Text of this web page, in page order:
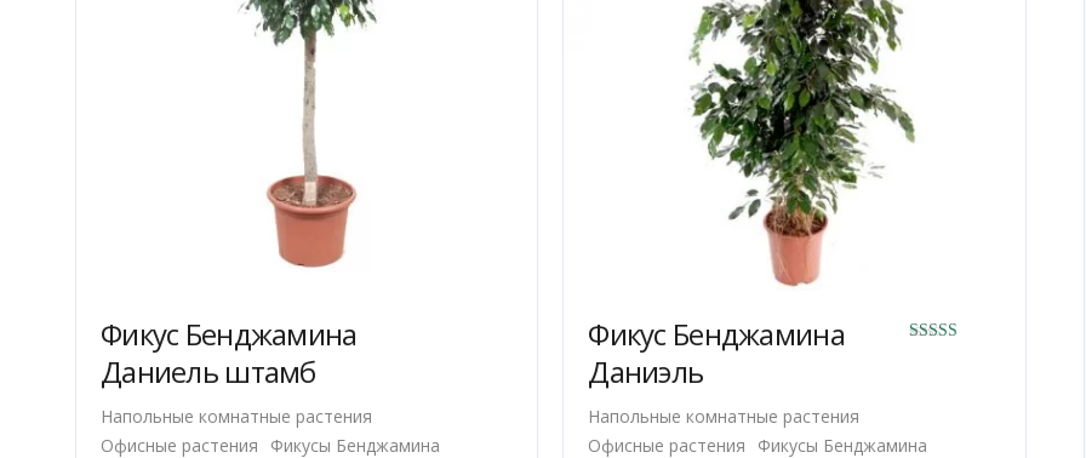
Фикус Бенджамина
Даниель штамб
Напольные комнатные растения
Офисные растения
Фикусы Бенджамина
Фикус Бенджамина
Даниэль
Напольные комнатные растения
Офисные растения
Фикусы Бенджамина